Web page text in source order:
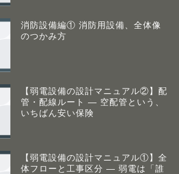
消防設備編① 消防用設備、全体像
のつかみ方
【弱電設備の設計マニュアル②】配
管・配線ルート ― 空配管という、
いちばん安い保険
【弱電設備の設計マニュアル①】全
体フローと工事区分 ― 弱電は「誰